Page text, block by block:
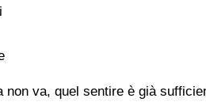
va, quel sentire è già